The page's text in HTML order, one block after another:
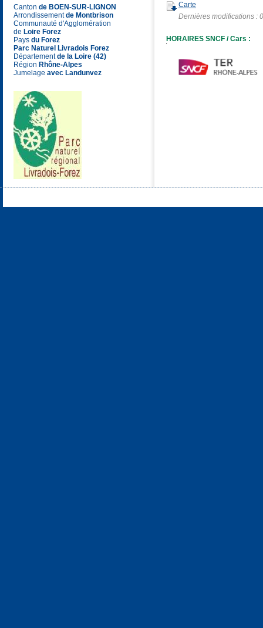
Carte
Dernières modifications :
HORAIRES SNCF / Cars :
Canton de BOEN-SUR-LIGNON
Arrondissementde Montbrison
Communauté d'Agglomération
de Loire Forez
Pays du Forez
Parc Naturel Livradois Forez
Départementde la Loire (42)
Région Rhône-Alpes
Jumelage avec Landunvez